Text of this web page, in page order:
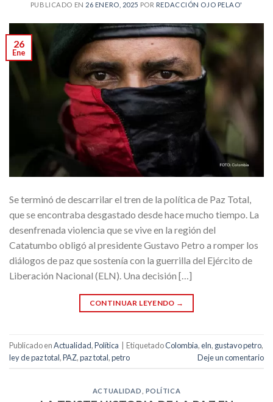
PUBLICADO EN 26 ENERO, 2025 POR REDACCIÓN OJO PELAO'
26
Ene
Se terminó de descarrilar el tren de la política de Paz Total,
que se encontraba desgastado desde hace mucho tiempo. La
desenfrenada violencia que se vive en la región del
Catatumbo obligó al presidente Gustavo Petro a romper los
diálogos de paz que sostenía con la guerrilla del Ejército de
Liberación Nacional (ELN). Una decisión […]
CONTINUAR LEYENDO →
Publicado enActualidad,Política EtiquetadoColombia,eln, gustavo petro,
ley de paz total,PAZ,paz total,petro Deje un comentario
ACTUALIDAD POLÍTICA